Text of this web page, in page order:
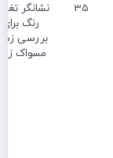
35
نشانگر
رنگ برای
بررسی
مسواک